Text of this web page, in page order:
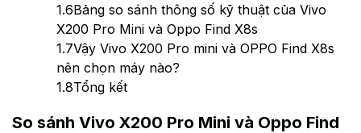
1.6Bảng so sánh thông số kỹ thuật của Vivo
X200 Pro Mini và Oppo Find X8s
1.7Vậy Vivo X200 Pro mini và OPPO Find X8s
nên chọn máy nào?
1.8Tổng kết
So sánh Vivo X200 Pro Mini và Oppo Find